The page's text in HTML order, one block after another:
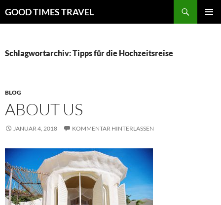
Inhalt
GOOD TIMES TRAVEL
Schlagwortarchiv: Tipps für die Hochzeitsreise
BLOG
ABOUT US
JANUAR 4, 2018 KOMMENTAR HINTERLASSEN